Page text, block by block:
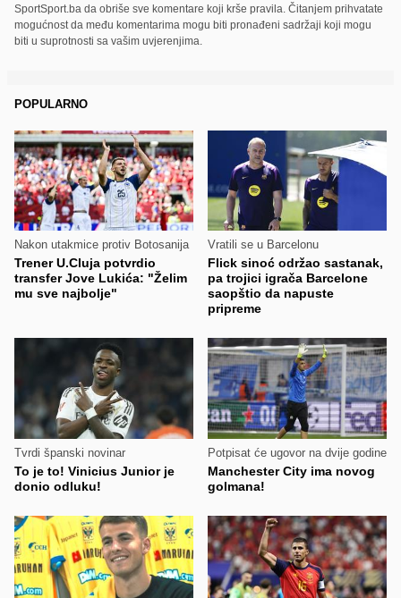
SportSport.ba da obriše sve komentare koji krše pravila. Čitanjem prihvatate
mogućnost da među komentarima mogu biti pronađeni sadržaji koji mogu
biti u suprotnosti sa vašim uvjerenjima.
POPULARNO
Nakon utakmice protiv Botosanija
Trener U.Cluja potvrdio
transfer Jove Lukića: "Želim
mu sve najbolje"
Vratili se u Barcelonu
Flick sinoć održao sastanak,
pa trojici igrača Barcelone
saopštio da napuste
pripreme
Tvrdi španski novinar
To je to! Vinicius Junior je
donio odluku!
Potpisat će ugovor na dvije godine
Manchester City ima novog
golmana!